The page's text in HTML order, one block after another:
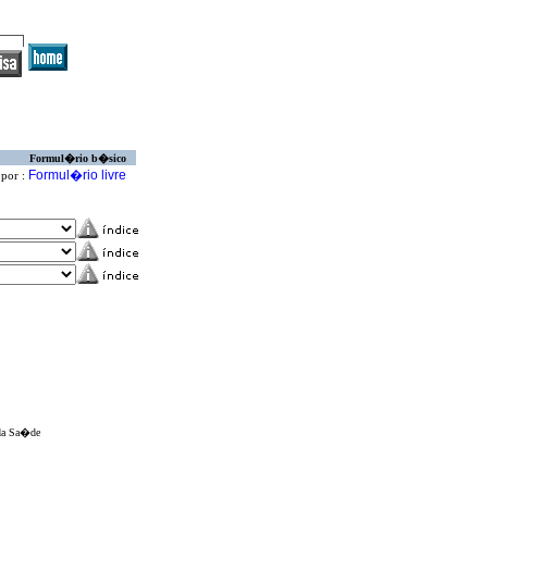
Formul�rio b�sico
por : Formul�rio livre
Sa�de